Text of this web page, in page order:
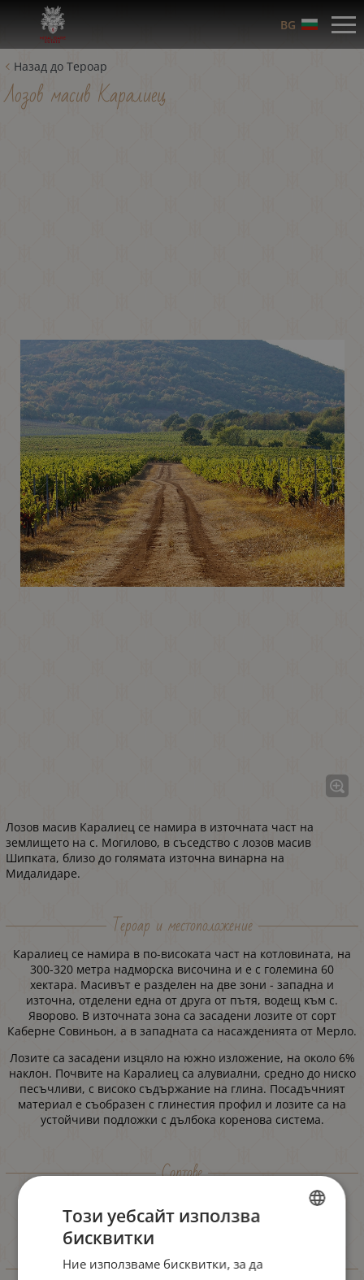
BG
Назад до Тероар
Лозов масив Каралиец
Лозов масив Каралиец се намира в източната част на
землището на с. Могилово, в съседство с лозов масив
Шипката, близо до голямата източна винарна на
Мидалидаре.
Тероар и местоположение
Каралиец се намира в по-високата част на котловината, на
300-320 метра надморска височина и е с големина 60
хектара. Масивът е разделен на две зони - западна и
източна, отделени една от друга от пътя, водещ към с.
Яворово. В източната зона са засадени лозите от сорт
Каберне Совиньон, а в западната са насажденията от Мерло.
Лозите са засадени изцяло на южно изложение, на около 6%
наклон. Почвите на Каралиец са алувиални, средно до ниско
песъчливи, с високо съдържание на глина. Посадъчният
материал е съобразен с глинестия профил и лозите са на
устойчиви подложки с дълбока коренова система.
Сортове
, Каберне
Совиньон,СираиТанат.
Вина
Този уебсайт използва
бисквитки
Ние използваме бисквитки, за да